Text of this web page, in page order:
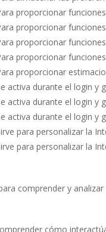
proporcionar
proporcionar
proporcionar
proporcionar
proporcionar
activa durante el login y
activa durante el login y
activa durante el login y
para personalizar la
para personalizar la
comprender y
cómo